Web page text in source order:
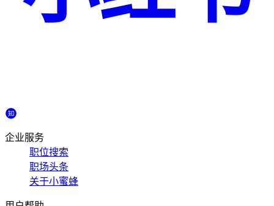
企业服务
职位搜索
职场头条
关于小蜜蜂